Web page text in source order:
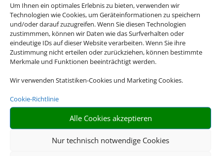
Um Ihnen ein optimales Erlebnis zu bieten, verwenden wir
Technologien wie Cookies, um Geräteinformationen zu speichern
und/oder darauf zuzugreifen. Wenn Sie diesen Technologien
zustimmmen, können wir Daten wie das Surfverhalten oder
eindeutige IDs auf dieser Website verarbeiten. Wenn Sie ihre
Zustimmung nicht erteilen oder zurückziehen, können bestimmte
Merkmale und Funktionen beeinträchtigt werden.
Wir verwenden Statistiken-Cookies und Marketing Cookies.
Cookie-Richtlinie
Alle Cookies akzeptieren
Nur technisch notwendige Cookies
ab203 €
Hotel Mediterraneo Sorrento
Sant'Agnello, Neapel & Umland
ab1.279 € (p.P.)